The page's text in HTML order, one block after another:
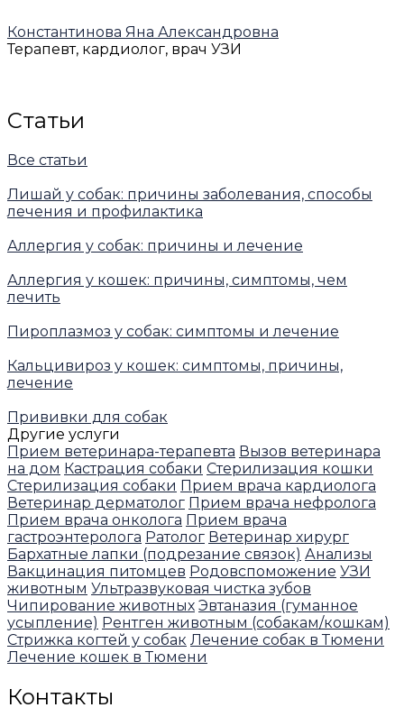
Константинова Яна Александровна
Терапевт, кардиолог, врач УЗИ
Статьи
Все статьи
Лишай у собак: причины заболевания, способы
лечения и профилактика
Аллергия у собак: причины и лечение
Аллергия у кошек: причины, симптомы, чем
лечить
Пироплазмоз у собак: симптомы и лечение
Кальцивироз у кошек: симптомы, причины,
лечение
Прививки для собак
Другие услуги
Прием ветеринара-терапевта Вызов ветеринара
на дом Кастрация собаки Стерилизация кошки
Стерилизация собаки Прием врача кардиолога
Ветеринар дерматолог Прием врача нефролога
Прием врача онколога Прием врача
гастроэнтеролога Ратолог Ветеринар хирург
Бархатные лапки (подрезание связок) Анализы
Вакцинация питомцев Родовспоможение УЗИ
животным Ультразвуковая чистка зубов
Чипирование животных Эвтаназия (гуманное
усыпление) Рентген животным (собакам/кошкам)
Стрижка когтей у собак Лечение собак в Тюмени
Лечение кошек в Тюмени
Контакты